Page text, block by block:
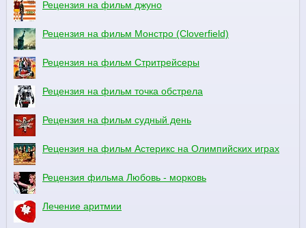
Рецензия на фильм джуно
Рецензия на фильм Монстро (Cloverfield)
Рецензия на фильм Стритрейсеры
Рецензия на фильм точка обстрела
Рецензия на фильм судный день
Рецензия на фильм Астерикс на Олимпийских играх
Рецензия фильма Любовь - морковь
Лечение аритмии